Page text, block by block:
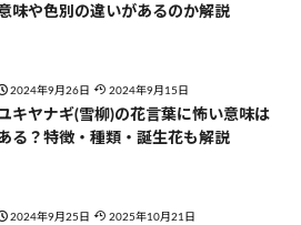
味や色別の違いがあるのか解説
2024年9月26日 2024年9月15日
キヤナギ(雪柳)の花言葉に怖い意味は
る？特徴・種類・誕生花も解説
2024年9月25日 2025年10月21日